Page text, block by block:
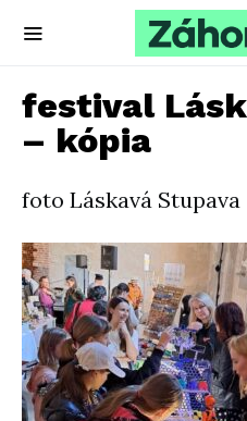
festival
– kópia
foto Láskavá Stupava